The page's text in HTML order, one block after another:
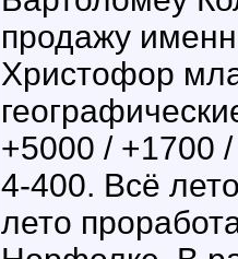
продажу
Христофор
+5000 / +1700
4-400. Всё
лето